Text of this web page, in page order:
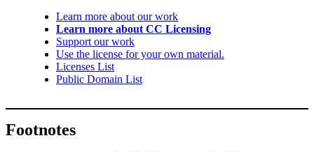
Learn more about our work
Learn more about CC Licensing
Support our work
Use the license for your own material.
Licenses List
Public Domain List
Footnotes